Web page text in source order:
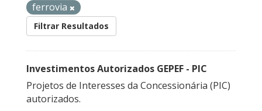
ferrovia
Filtrar Resultados
Investimentos Autorizados GEPEF - PIC
Projetos de Interesses da Concessionária (PIC)
autorizados.